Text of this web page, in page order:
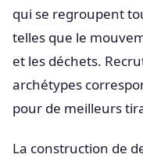
qui se regroupent
telles que le
et les déchets.
archétypes
pour de meilleurs
La construction de